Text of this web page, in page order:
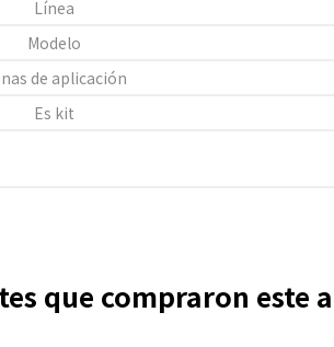
Línea
Modelo
de aplicación
Es kit
que compraron